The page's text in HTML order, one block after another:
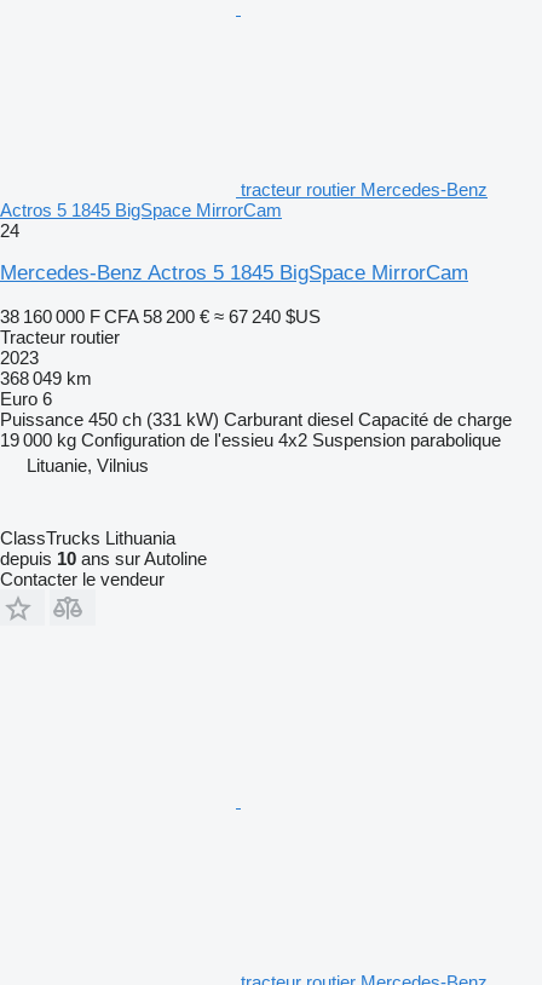
tracteur routier Mercedes-Benz
Actros 5 1845 BigSpace MirrorCam
24
Mercedes-Benz Actros 5 1845 BigSpace MirrorCam
38 160 000 F CFA 58 200 € ≈ 67 240 $US
Tracteur routier
2023
368 049 km
Euro 6
Puissance 450 ch (331 kW) Carburant diesel Capacité de charge
19 000 kg Configuration de l'essieu 4x2 Suspension parabolique
Lituanie, Vilnius
ClassTrucks Lithuania
depuis 10 ans sur Autoline
Contacter le vendeur